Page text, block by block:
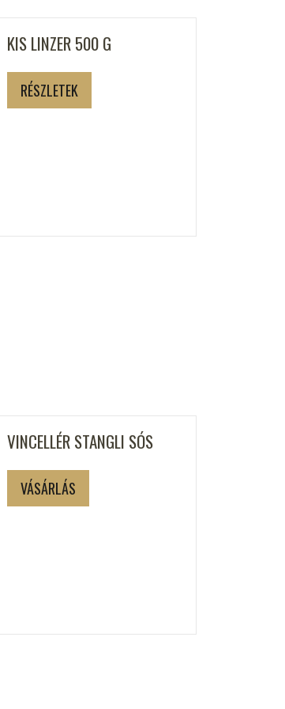
KIS LINZER 500 G
RÉSZLETEK
VINCELLÉR STANGLI SÓS
VÁSÁRLÁS